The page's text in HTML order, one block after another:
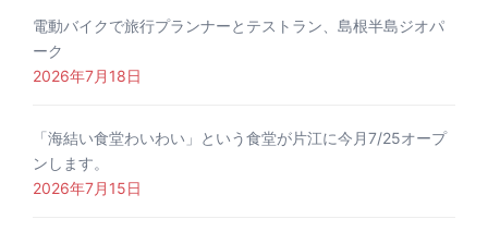
電動バイクで旅行プランナーとテストラン、島根半島ジオパ
ーク
2026年7月18日
「海結い食堂わいわい」という食堂が片江に今月7/25オープ
ンします。
2026年7月15日